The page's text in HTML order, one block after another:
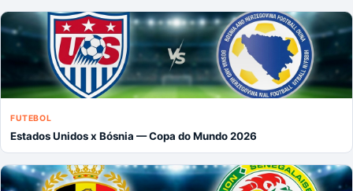
FUTEBOL
Estados Unidos x Bósnia — Copa do Mundo 2026